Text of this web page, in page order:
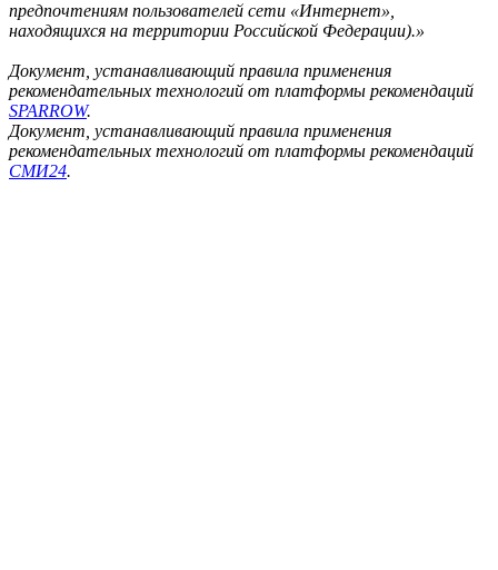
предпочтениям пользователей сети «Интернет»,
находящихся на территории Российской Федерации).»
Документ, устанавливающий правила применения
рекомендательных технологий от платформы рекомендаций
SPARROW.
Документ, устанавливающий правила применения
рекомендательных технологий от платформы рекомендаций
СМИ24.